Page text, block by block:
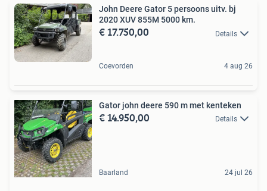
John Deere Gator 5 persoons uitv. bj
2020 XUV 855M 5000 km.
€ 17.750,00 Details
Coevorden 4 aug 26
Gator john deere 590 m met kenteken
€ 14.950,00 Details
Baarland 24 jul 26